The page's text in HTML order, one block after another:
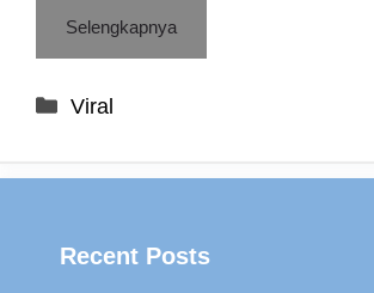
Selengkapnya
Categories
Viral
Recent Posts